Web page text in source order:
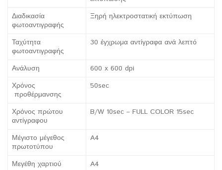
Διαδικασία
φωτοαντιγραφής
Ξηρή ηλεκτροστατική εκτύπωση
Ταχύτητα
φωτοαντιγραφής
30 έγχρωμα αντίγραφα ανά λεπτό
Ανάλυση
600 x 600 dpi
Χρόνος
προθέρμανσης
50sec
Χρόνος πρώτου
αντίγραφου
B/W 10sec – FULL COLOR 15sec
Μέγιστο μέγεθος
πρωτοτύπου
A4
Μεγέθη χαρτιού
A4